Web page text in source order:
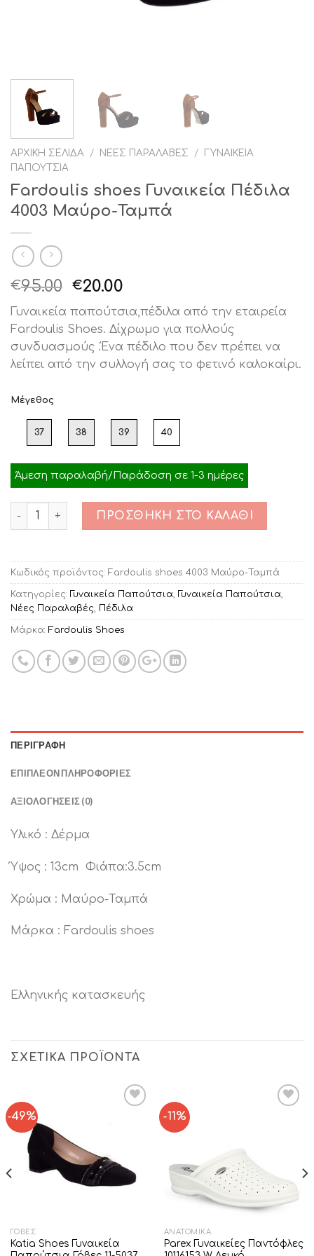
ΑΡΧΙΚΉ ΣΕΛΊΔΑ / ΝΈΕΣ ΠΑΡΑΛΑΒΈΣ /
ΓΥΝΑΙΚΕΊΑ
ΠΑΠΟΎΤΣΙΑ
Fardoulis shoes Γυναικεία Πέδιλα
4003 Μαύρο-Ταμπά
€95.00 Original
price
was:
€95.00.
€20.00
τρέχουσα
τιμή
είναι:
€20.00.
Γυναικεία παπούτσια,πέδιλα από την εταιρεία
Fardoulis Shoes. Δίχρωμο για πολλούς
συνδυασμούς .Ένα πέδιλο που δεν πρέπει να
λείπει από την συλλογή σας το φετινό καλοκαίρι.
Μέγεθος
37 38 39 40
Άμεση παραλαβή/Παράδοση σε 1-3 ημέρες
Ποσότητα
ΠΡΟΣΘΉΚΗ ΣΤΟ ΚΑΛΆΘΙ
Κωδικός προϊόντος: Fardoulis shoes 4003 Μαύρο-Ταμπά
Κατηγορίες: Γυναικεία Παπούτσια, Γυναικεία Παπούτσια,
Νέες Παραλαβές, Πέδιλα
Μάρκα: Fardoulis Shoes
ΠΕΡΙΓΡΑΦΉ
ΕΠΙΠΛΈΟΝ ΠΛΗΡΟΦΟΡΊΕΣ
ΑΞΙΟΛΟΓΉΣΕΙΣ (0)
Υλικό : Δέρμα
Ύψος : 13cm Φιάπα:3.5cm
Χρώμα : Μαύρο-Ταμπά
Μάρκα : Fardoulis shoes
Ελληνικής κατασκευής
ΣΧΕΤΙΚΆ ΠΡΟΪΌΝΤΑ
-49%
ΓΌΒΕΣ
Katia Shoes Γυναικεία
-11%
ΑΝΑΤΟΜΙΚΆ
Parex Γυναικείες Παντόφλες